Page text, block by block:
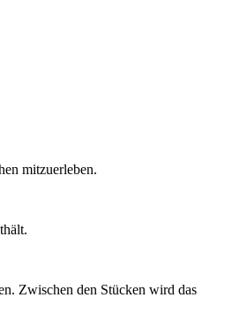
mitzuerleben.
Zwischen den Stücken wird das